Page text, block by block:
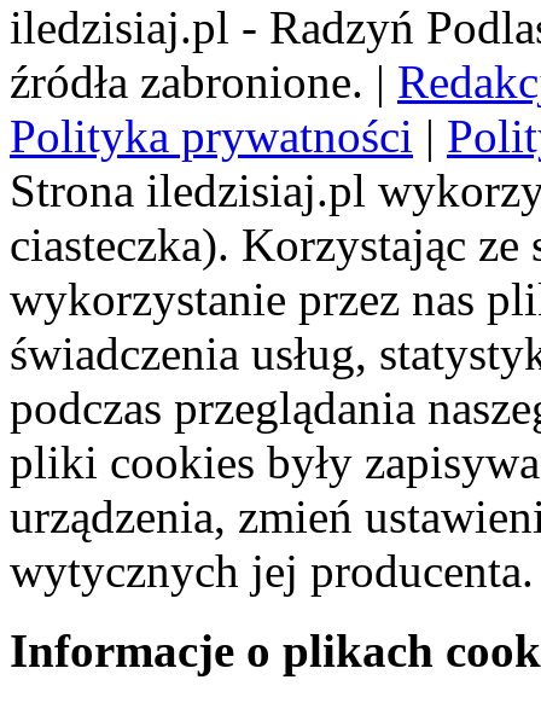
iledzisiaj.pl - Radzyń
źródła zabronione. |
Polityka prywatności |
Strona iledzisiaj.pl
ciasteczka). Korzystając
wykorzystanie przez nas
świadczenia usług,
podczas przeglądania
pliki cookies były
urządzenia, zmień
wytycznych jej producenta.
Informacje o plikach